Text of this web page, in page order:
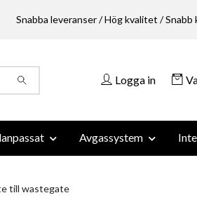
Snabba leveranser / Hög kvalitet /
Logga in
Avgassystem
till wastegate